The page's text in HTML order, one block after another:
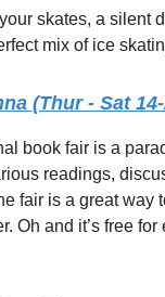
skates, a silent
mix of ice
(Thur - Sat
book fair is a
readings,
fair is a great way
Oh and it’s free